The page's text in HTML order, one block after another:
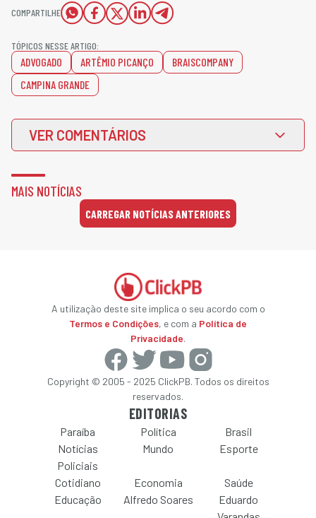
COMPARTILHE
TÓPICOS NESSE ARTIGO:
ADVOGADO ARTÊMIO PICANÇO
BRAISCOMPANY
CAMPINA GRANDE
VER COMENTÁRIOS
MAIS NOTÍCIAS
CARREGAR NOTÍCIAS ANTERIORES
A utilização deste site implica o seu acordo com o
Termos e Condições, e com a Política de
Privacidade.
Copyright © 2005 - 2025 ClickPB. Todos os direitos
reservados.
EDITORIAS
Paraíba Política
Brasil
Notícias
Policiais
Mundo Esporte
Cotidiano Economia
Saúde
Educação
Alfredo Soares
Eduardo